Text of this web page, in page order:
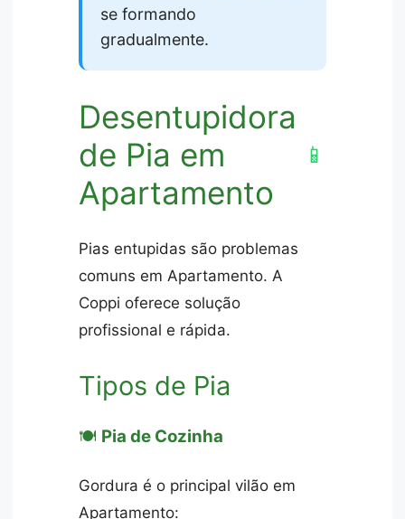
se formando
gradualmente.
Desentupidora
de Pia em
Apartamento
📱
Pias entupidas são problemas
comuns em Apartamento. A
Coppi oferece solução
profissional e rápida.
Tipos de Pia
🍽️ Pia de Cozinha
Gordura é o principal vilão em
Apartamento: